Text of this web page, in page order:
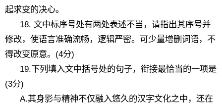
起求变的决心。
18. 文中标序号处有两处表述不当，请指出其序号并
修改，使语言准确流畅，逻辑严密。可少量增删词语，不
得改变原意。(4分)
19.下列填入文中括号处的句子，衔接最恰当的一项是
(3分)
A.其身影与精神不仅融入悠久的汉字文化之中，还在